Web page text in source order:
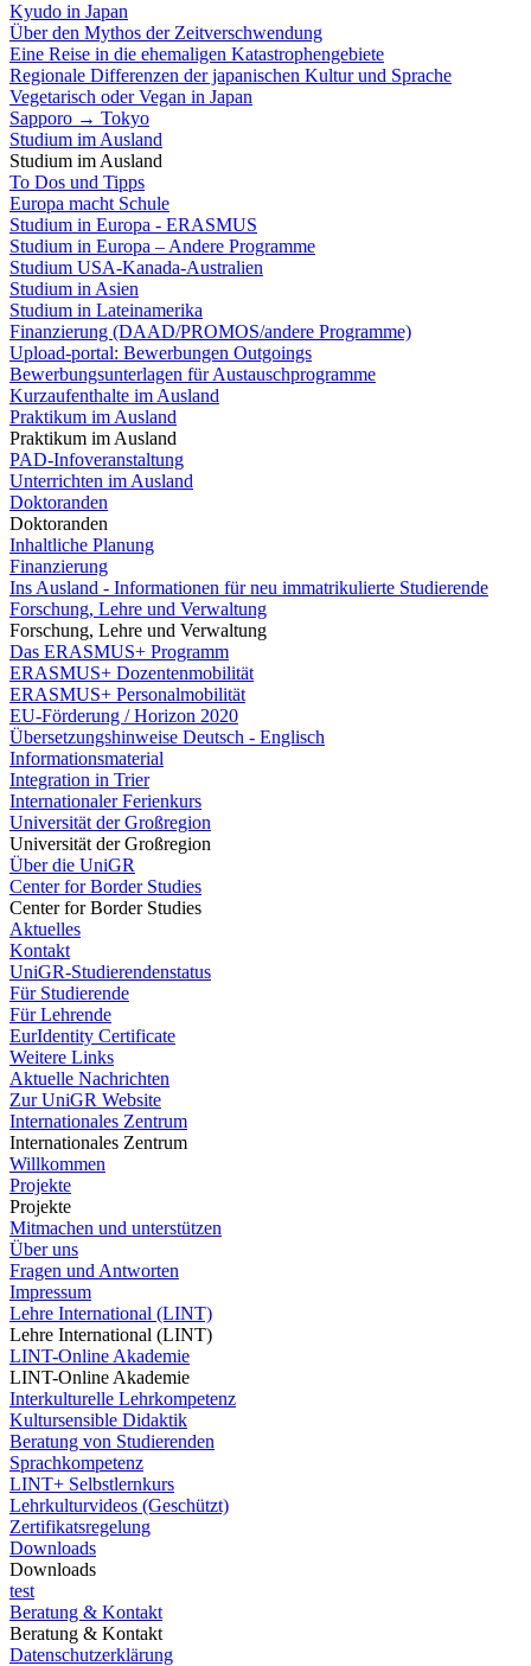
Kyudo in Japan
Über den Mythos der Zeitverschwendung
Eine Reise in die ehemaligen Katastrophengebiete
Regionale Differenzen der japanischen Kultur und Sprache
Vegetarisch oder Vegan in Japan
Sapporo → Tokyo
Studium im Ausland
Studium im Ausland
To Dos und Tipps
Europa macht Schule
Studium in Europa - ERASMUS
Studium in Europa – Andere Programme
Studium USA-Kanada-Australien
Studium in Asien
Studium in Lateinamerika
Finanzierung (DAAD/PROMOS/andere Programme)
Upload-portal: Bewerbungen Outgoings
Bewerbungsunterlagen für Austauschprogramme
Kurzaufenthalte im Ausland
Praktikum im Ausland
Praktikum im Ausland
PAD-Infoveranstaltung
Unterrichten im Ausland
Doktoranden
Doktoranden
Inhaltliche Planung
Finanzierung
Ins Ausland - Informationen für neu immatrikulierte Studierende
Forschung, Lehre und Verwaltung
Forschung, Lehre und Verwaltung
Das ERASMUS+ Programm
ERASMUS+ Dozentenmobilität
ERASMUS+ Personalmobilität
EU-Förderung / Horizon 2020
Übersetzungshinweise Deutsch - Englisch
Informationsmaterial
Integration in Trier
Internationaler Ferienkurs
Universität der Großregion
Universität der Großregion
Über die UniGR
Center for Border Studies
Center for Border Studies
Aktuelles
Kontakt
UniGR-Studierendenstatus
Für Studierende
Für Lehrende
EurIdentity Certificate
Weitere Links
Aktuelle Nachrichten
Zur UniGR Website
Internationales Zentrum
Internationales Zentrum
Willkommen
Projekte
Projekte
Mitmachen und unterstützen
Über uns
Fragen und Antworten
Impressum
Lehre International (LINT)
Lehre International (LINT)
LINT-Online Akademie
LINT-Online Akademie
Interkulturelle Lehrkompetenz
Kultursensible Didaktik
Beratung von Studierenden
Sprachkompetenz
LINT+ Selbstlernkurs
Lehrkulturvideos (Geschützt)
Zertifikatsregelung
Downloads
Downloads
test
Beratung & Kontakt
Beratung & Kontakt
Datenschutzerklärung